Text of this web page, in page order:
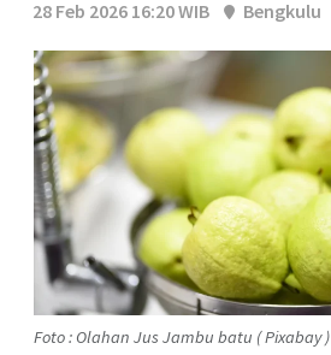
28 Feb 2026 16:20 WIB
Bengkulu
Foto : Olahan Jus Jambu batu ( Pixabay )